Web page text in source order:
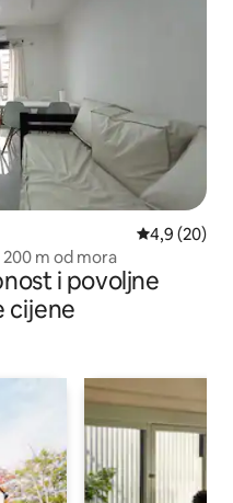
„Odabrali gosti”
Prosječna
4,9 (20)
m od mora
i povoljne
cijene